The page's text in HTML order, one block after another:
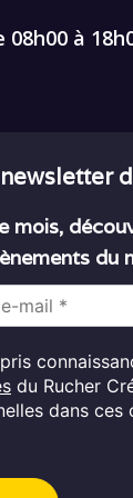
à
mois,
du
pris
du Rucher
dans ces